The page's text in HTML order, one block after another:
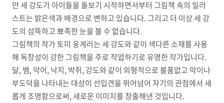
만 세 강도가 아이들을 돌보기 시작하면서부터 그림책 속의 일러
스트는 밝은색과 배경으로 변하고 있습니다. 그리고 더 이상 세 강
도의 섬뜩하고 뾰족한 눈을 볼 수 없습니다.
그림책의 작가 토미 웅게러는 세 강도와 같이 색다른 소재를 사용
해 독창성이 강한 그림책을 주로 작업하기로 유명한 작가입니다.
달, 뱀, 악어, 낙지, 박쥐, 강도와 같이 외형적으로 볼품없고 악이나
부도덕을 나타내는 대상이 선입견을 뛰어넘어 자기의 관점에서 새
롭게 조명함으로써, 새로운 이미지를 창출해낸 것입니다.